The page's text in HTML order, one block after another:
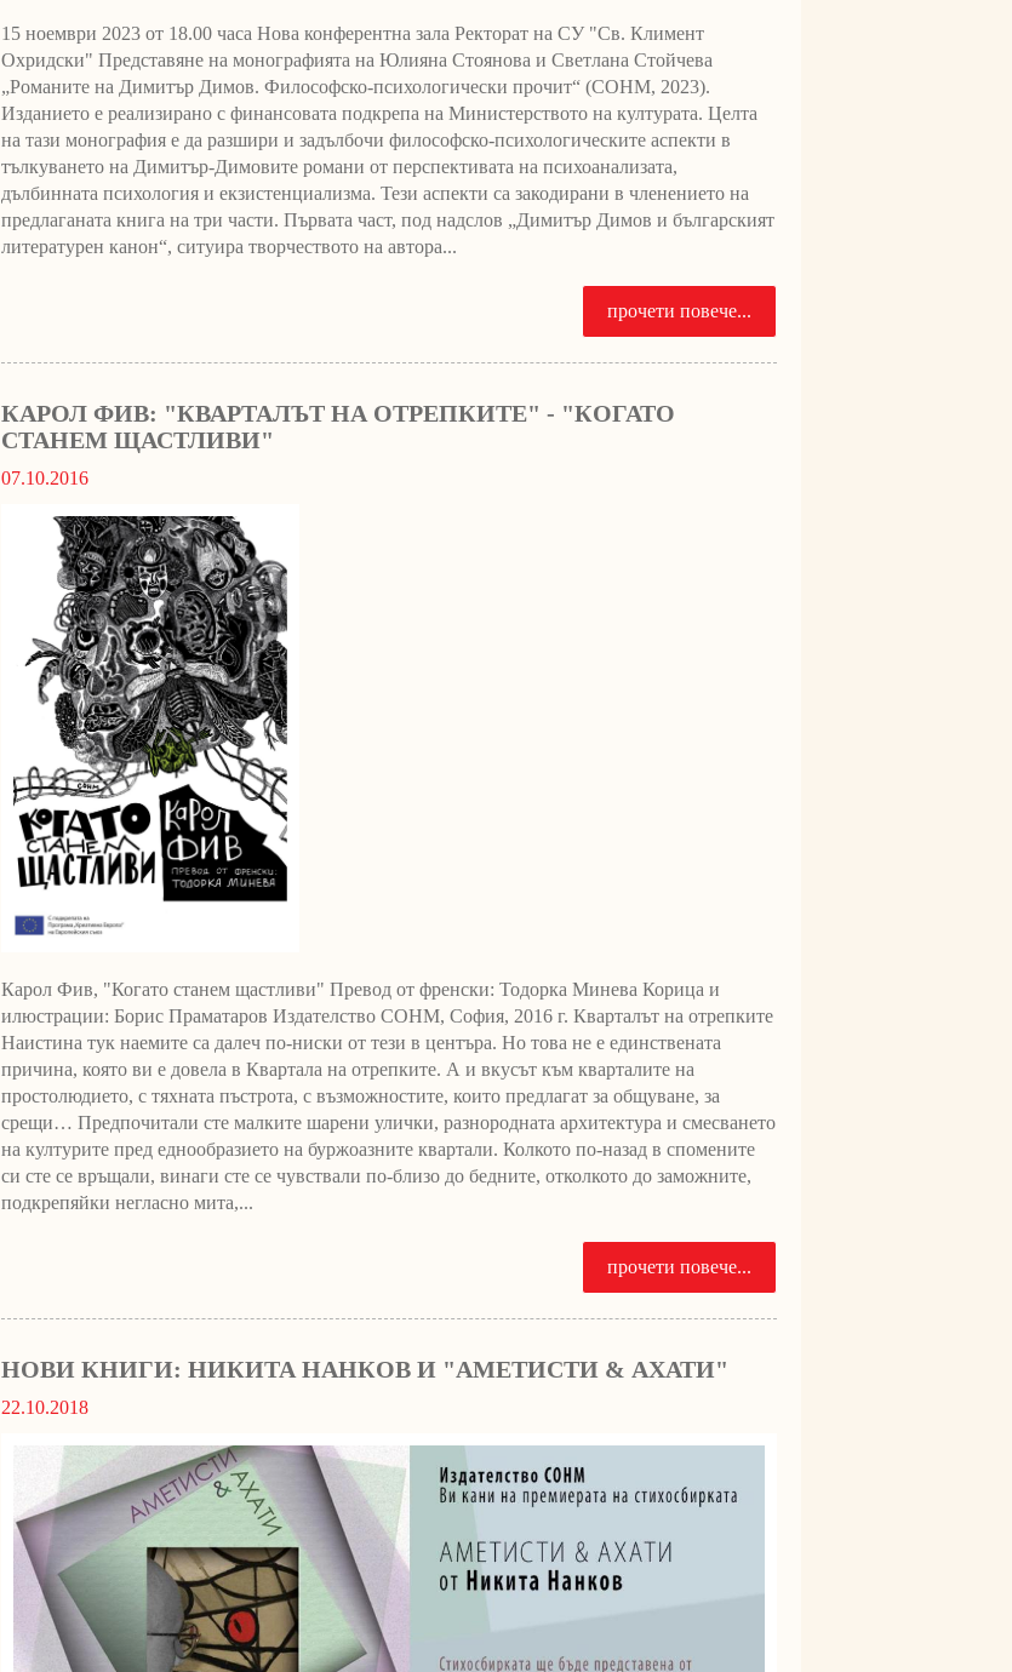
15 ноември 2023 от 18.00 часа Нова конферентна зала Ректорат на СУ "Св. Климент
Охридски" Представяне на монографията на Юлияна Стоянова и Светлана Стойчева
„Романите на Димитър Димов. Философско-психологически прочит“ (СОНМ, 2023).
Изданието е реализирано с финансовата подкрепа на Министерството на културата. Целта
на тази монография е да разшири и задълбочи философско-психологическите аспекти в
тълкуването на Димитър-Димовите романи от перспективата на психоанализата,
дълбинната психология и екзистенциализма. Тези аспекти са закодирани в членението на
предлаганата книга на три части. Първата част, под надслов „Димитър Димов и българският
литературен канон“, ситуира творчеството на автора...
прочети повече...
КАРОЛ ФИВ: "КВАРТАЛЪТ НА ОТРЕПКИТЕ" - "КОГАТО
СТАНЕМ ЩАСТЛИВИ"
07.10.2016
Карол Фив, "Когато станем щастливи" Превод от френски: Тодорка Минева Корица и
илюстрации: Борис Праматаров Издателство СОНМ, София, 2016 г. Кварталът на отрепките
Наистина тук наемите са далеч по-ниски от тези в центъра. Но това не е единствената
причина, която ви е довела в Квартала на отрепките. А и вкусът към кварталите на
простолюдието, с тяхната пъстрота, с възможностите, които предлагат за общуване, за
срещи… Предпочитали сте малките шарени улички, разнородната архитектура и смесването
на културите пред еднообразието на буржоазните квартали. Колкото по-назад в спомените
си сте се връщали, винаги сте се чувствали по-близо до бедните, отколкото до заможните,
подкрепяйки негласно мита,...
прочети повече...
НОВИ КНИГИ: НИКИТА НАНКОВ И "АМЕТИСТИ & АХАТИ"
22.10.2018